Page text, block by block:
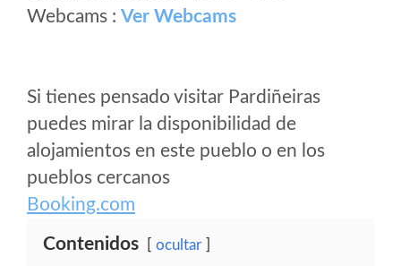
Webcams : Ver Webcams
Si tienes pensado visitar Pardiñeiras
puedes mirar la disponibilidad de
alojamientos en este pueblo o en los
pueblos cercanos
Booking.com
Contenidos ocultar